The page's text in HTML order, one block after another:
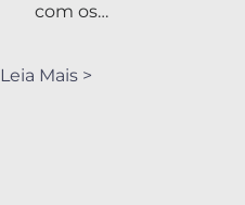
com os…
Leia Mais >